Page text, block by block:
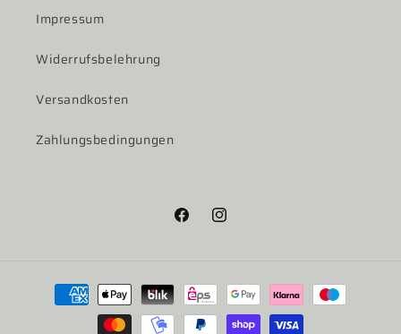
Impressum
Widerrufsbelehrung
Versandkosten
Zahlungsbedingungen
FacebookInstagram
Zahlungsmethoden